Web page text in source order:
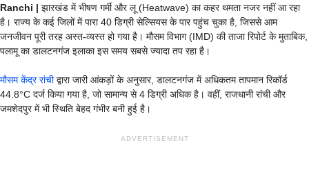
Ranchi | झारखंड में भीषण गर्मी और लू (Heatwave) का कहर थमता नजर नहीं आ रहा
है। राज्य के कई जिलों में पारा 40 डिग्री सेल्सियस के पार पहुंच चुका है, जिससे आम
जनजीवन पूरी तरह अस्त-व्यस्त हो गया है। मौसम विभाग (IMD) की ताजा रिपोर्ट के मुताबिक,
पलामू का डालटनगंज इलाका इस समय सबसे ज्यादा तप रहा है।
मौसम केंद्र रांचीद्वारा जारी आंकड़ों के अनुसार, डालटनगंज में अधिकतम तापमान रिकॉर्ड
44.8°C दर्ज किया गया है, जो सामान्य से 4 डिग्री अधिक है। वहीं, राजधानी रांची और
जमशेदपुर में भी स्थिति बेहद गंभीर बनी हुई है।
ADVERTISEMENT